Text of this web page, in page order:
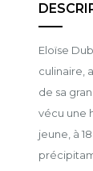
Eloïse
culinaire,
de sa
vécu une
jeune, à